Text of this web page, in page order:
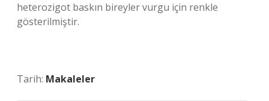
heterozigot baskın bireyler vurgu için renkle
gösterilmiştir.
Tarih: Makaleler